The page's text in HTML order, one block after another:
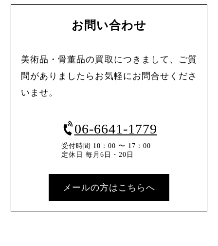
お問い合わせ
美術品・骨董品の買取につきまして、ご質
問がありましたらお気軽にお問合せくださ
いませ。
06-6641-1779
受付時間 10：00 〜 17：00
定休日 毎月6日・20日
メールの方はこちらへ